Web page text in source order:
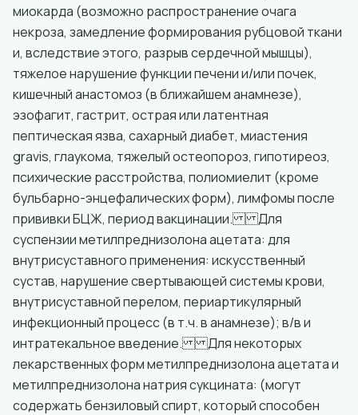
миокарда (возможно распространение очага
некроза, замедление формирования рубцовой ткани
и, вследствие этого, разрыв сердечной мышцы),
тяжелое нарушение функции печени и/или почек,
кишечный анастомоз (в ближайшем анамнезе),
эзофагит, гастрит, острая или латентная
пептическая язва, сахарный диабет, миастения
gravis, глаукома, тяжелый остеопороз, гипотиреоз,
психические расстройства, полиомиелит (кроме
бульбарно-энцефалических форм), лимфомы после
прививки БЦЖ, период вакцинации. Для
суспензии метилпреднизолона ацетата: для
внутрисуставного применения: искусственный
сустав, нарушение свертывающей системы крови,
внутрисуставной перелом, периартикулярный
инфекционный процесс (в т.ч. в анамнезе); в/в и
интратекальное введение. Для некоторых
лекарственных форм метилпреднизолона ацетата и
метилпреднизолона натрия сукцината: (могут
содержать бензиловый спирт, который способен